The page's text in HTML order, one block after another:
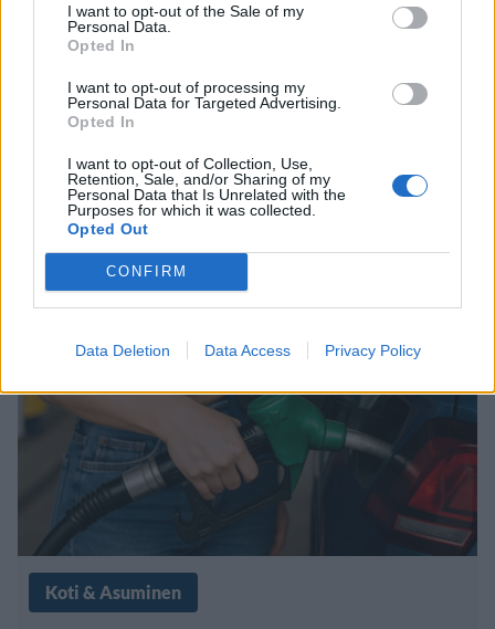
I want to opt-out of the Sale of my
Personal Data.
Opted In
I want to opt-out of processing my
Personal Data for Targeted Advertising.
Opted In
I want to opt-out of Collection, Use,
Retention, Sale, and/or Sharing of my
Personal Data that Is Unrelated with the
Purposes for which it was collected.
Opted Out
CONFIRM
Data Deletion Data Access Privacy Policy
19.3.2026, 15:30
Bensan hinta nousi rajusti –
Lapissa saatiin hieraista silmiä
Koti & Asuminen